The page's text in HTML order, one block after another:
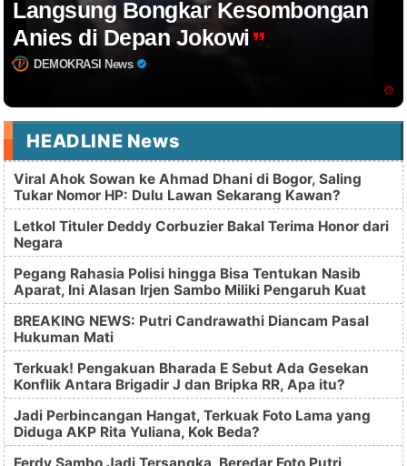
Langsung Bongkar Kesombongan
Anies di Depan Jokowi
DEMOKRASI News
HEADLINE News
Viral Ahok Sowan ke Ahmad Dhani di Bogor, Saling
Tukar Nomor HP: Dulu Lawan Sekarang Kawan?
Letkol Tituler Deddy Corbuzier Bakal Terima Honor dari
Negara
Pegang Rahasia Polisi hingga Bisa Tentukan Nasib
Aparat, Ini Alasan Irjen Sambo Miliki Pengaruh Kuat
BREAKING NEWS: Putri Candrawathi Diancam Pasal
Hukuman Mati
Terkuak! Pengakuan Bharada E Sebut Ada Gesekan
Konflik Antara Brigadir J dan Bripka RR, Apa itu?
Jadi Perbincangan Hangat, Terkuak Foto Lama yang
Diduga AKP Rita Yuliana, Kok Beda?